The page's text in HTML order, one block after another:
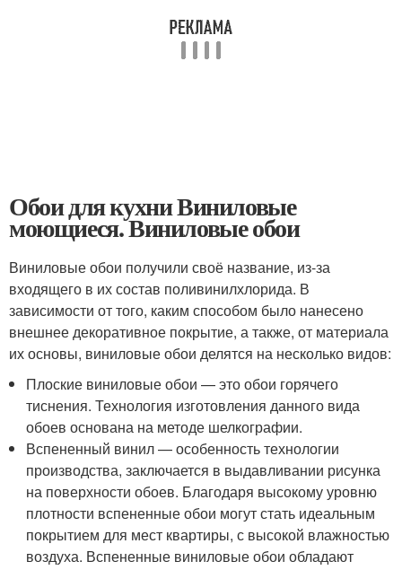
Обои для кухни Виниловые
моющиеся. Виниловые обои
Виниловые обои получили своё название, из-за
входящего в их состав поливинилхлорида. В
зависимости от того, каким способом было нанесено
внешнее декоративное покрытие, а также, от материала
их основы, виниловые обои делятся на несколько видов:
Плоские виниловые обои — это обои горячего
тиснения. Технология изготовления данного вида
обоев основана на методе шелкографии.
Вспененный винил — особенность технологии
производства, заключается в выдавливании рисунка
на поверхности обоев. Благодаря высокому уровню
плотности вспененные обои могут стать идеальным
покрытием для мест квартиры, с высокой влажностью
воздуха. Вспененные виниловые обои обладают